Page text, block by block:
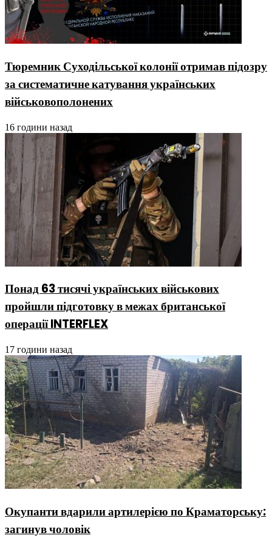
Тюремник Суходільської колонії отримав підозру
за систематичне катування українських
військовополонених
16 години назад
Понад 63 тисячі українських військових
пройшли підготовку в межах британської
операції INTERFLEX
17 години назад
Окупанти вдарили артилерією по Краматорську:
загинув чоловік